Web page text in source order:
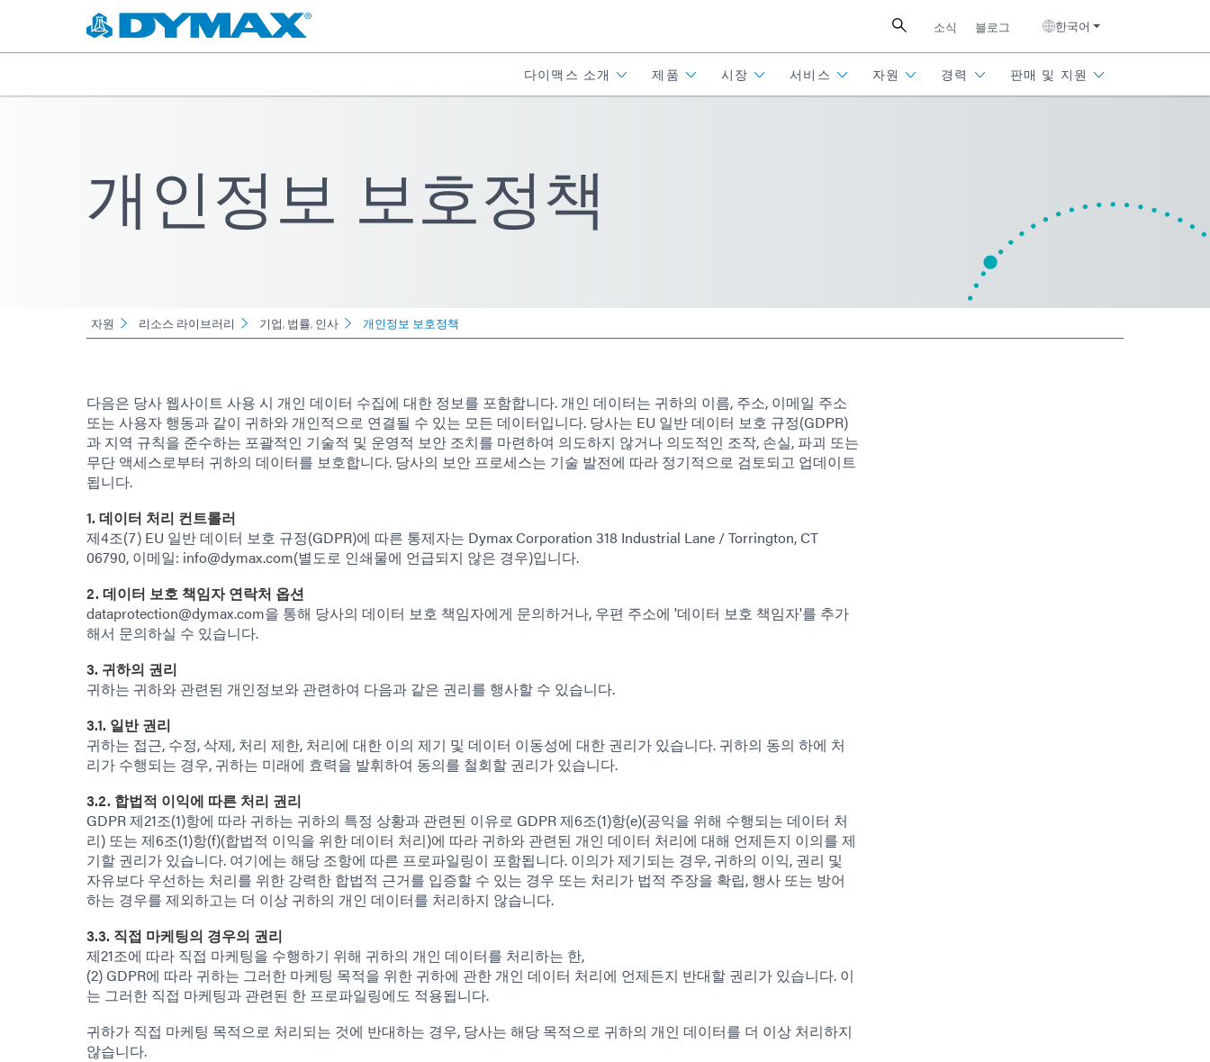
소식 블로그 한국어
다이맥스 소개 제품 시장 서비스 자원 경력 판매 및 지원
개인정보 보호정책
자원 리소스 라이브러리 기업, 법률, 인사 개인정보 보호정책
다음은 당사 웹사이트 사용 시 개인 데이터 수집에 대한 정보를 포함합니다. 개인 데이터는 귀하의 이름, 주소, 이메일 주소
또는 사용자 행동과 같이 귀하와 개인적으로 연결될 수 있는 모든 데이터입니다. 당사는 EU 일반 데이터 보호 규정(GDPR)
과 지역 규칙을 준수하는 포괄적인 기술적 및 운영적 보안 조치를 마련하여 의도하지 않거나 의도적인 조작, 손실, 파괴 또는
무단 액세스로부터 귀하의 데이터를 보호합니다. 당사의 보안 프로세스는 기술 발전에 따라 정기적으로 검토되고 업데이트
됩니다.
1. 데이터 처리 컨트롤러
제4조(7) EU 일반 데이터 보호 규정(GDPR)에 따른 통제자는 Dymax Corporation 318 Industrial Lane / Torrington, CT
06790, 이메일: info@dymax.com(별도로 인쇄물에 언급되지 않은 경우)입니다.
2. 데이터 보호 책임자 연락처 옵션
dataprotection@dymax.com을 통해 당사의 데이터 보호 책임자에게 문의하거나, 우편 주소에 '데이터 보호 책임자'를 추가
해서 문의하실 수 있습니다.
3. 귀하의 권리
귀하는 귀하와 관련된 개인정보와 관련하여 다음과 같은 권리를 행사할 수 있습니다.
3.1. 일반 권리
귀하는 접근, 수정, 삭제, 처리 제한, 처리에 대한 이의 제기 및 데이터 이동성에 대한 권리가 있습니다. 귀하의 동의 하에 처
리가 수행되는 경우, 귀하는 미래에 효력을 발휘하여 동의를 철회할 권리가 있습니다.
3.2. 합법적 이익에 따른 처리 권리
GDPR 제21조(1)항에 따라 귀하는 귀하의 특정 상황과 관련된 이유로 GDPR 제6조(1)항(e)(공익을 위해 수행되는 데이터 처
리) 또는 제6조(1)항(f)(합법적 이익을 위한 데이터 처리)에 따라 귀하와 관련된 개인 데이터 처리에 대해 언제든지 이의를 제
기할 권리가 있습니다. 여기에는 해당 조항에 따른 프로파일링이 포함됩니다. 이의가 제기되는 경우, 귀하의 이익, 권리 및
자유보다 우선하는 처리를 위한 강력한 합법적 근거를 입증할 수 있는 경우 또는 처리가 법적 주장을 확립, 행사 또는 방어
하는 경우를 제외하고는 더 이상 귀하의 개인 데이터를 처리하지 않습니다.
3.3. 직접 마케팅의 경우의 권리
제21조에 따라 직접 마케팅을 수행하기 위해 귀하의 개인 데이터를 처리하는 한,
(2) GDPR에 따라 귀하는 그러한 마케팅 목적을 위한 귀하에 관한 개인 데이터 처리에 언제든지 반대할 권리가 있습니다. 이
는 그러한 직접 마케팅과 관련된 한 프로파일링에도 적용됩니다.
귀하가 직접 마케팅 목적으로 처리되는 것에 반대하는 경우, 당사는 해당 목적으로 귀하의 개인 데이터를 더 이상 처리하지
않습니다.